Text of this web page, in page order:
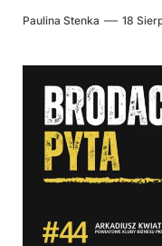
Paulina Stenka 18